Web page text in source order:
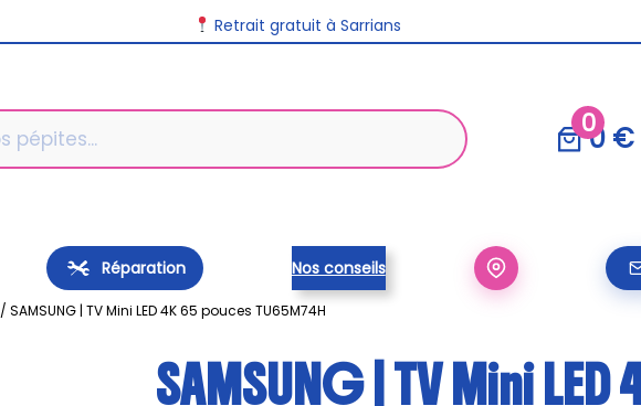
Retrait gratuit à Sarrians
00 €
Réparation Nos conseils
/ SAMSUNG | TV Mini LED 4K 65 pouces TU65M74H
SAMSUNG | TV Mini LED